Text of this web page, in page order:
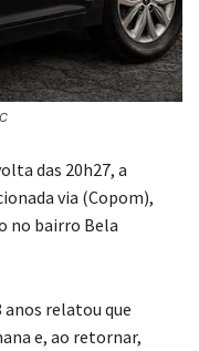
das 20h27, a
via (Copom),
no bairro Bela
anos relatou que
e, ao retornar,